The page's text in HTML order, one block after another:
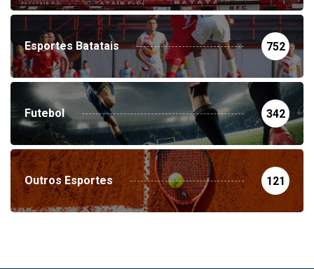
Esportes Batatais 752
Futebol 342
Outros Esportes 121